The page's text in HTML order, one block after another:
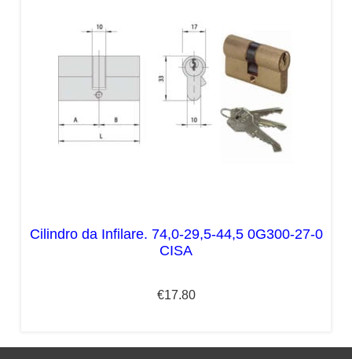
Cilindro da Infilare. 74,0-29,5-44,5 0G300-27-0
CISA
€17.80